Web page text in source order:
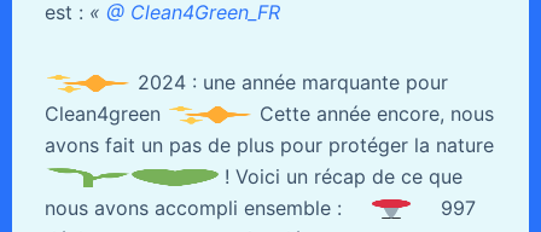
est : « @ Clean4Green_FR
2024 : une année marquante pour
Clean4green
Cette année encore, nous
avons fait un pas de plus pour protéger la nature
! Voici un récap de ce que
nous avons accompli ensemble :
997